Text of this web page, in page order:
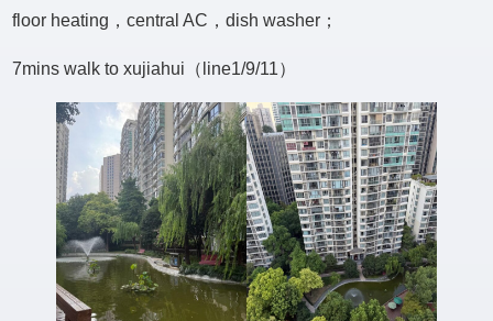
floor heating，central AC，dish washer；
7mins walk to xujiahui（line1/9/11）